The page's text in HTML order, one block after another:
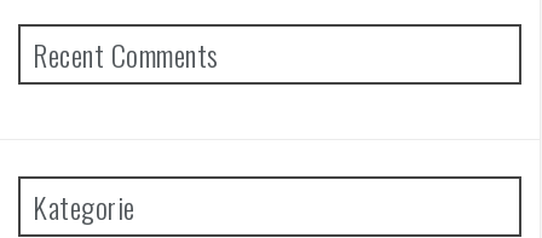
Recent Comments
Kategorie